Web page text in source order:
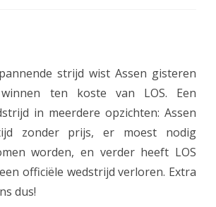
e
n
w
strijd wist Assen gisteren
ten koste van LOS. Een
in meerdere opzichten: Assen
zonder prijs, er moest nodig
worden, en verder heeft LOS
officiële wedstrijd verloren. Extra
dus!